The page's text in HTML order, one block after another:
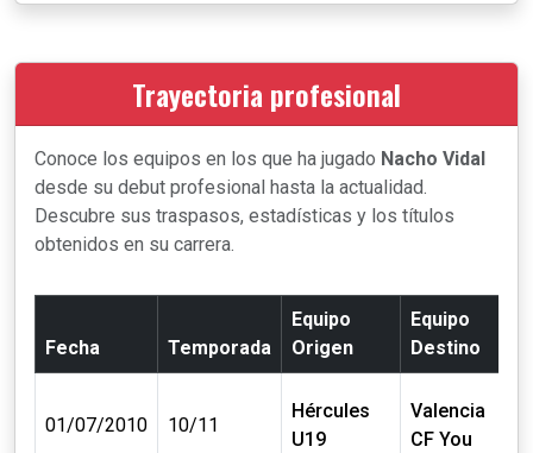
Trayectoria profesional
Conoce los equipos en los que ha jugado Nacho Vidal
desde su debut profesional hasta la actualidad.
Descubre sus traspasos, estadísticas y los títulos
obtenidos en su carrera.
Fecha Temporada
Equipo
Origen
Equipo
Destino
01/07/2010 10/11
Hércules
U19
Valencia
CF You